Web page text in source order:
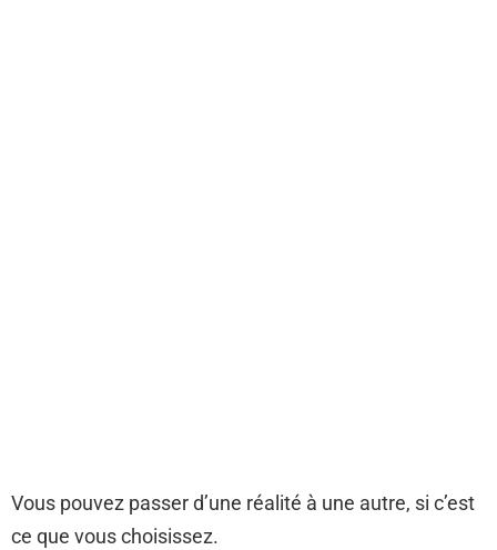
Vous pouvez passer d’une réalité à une autre, si c’est
ce que vous choisissez.